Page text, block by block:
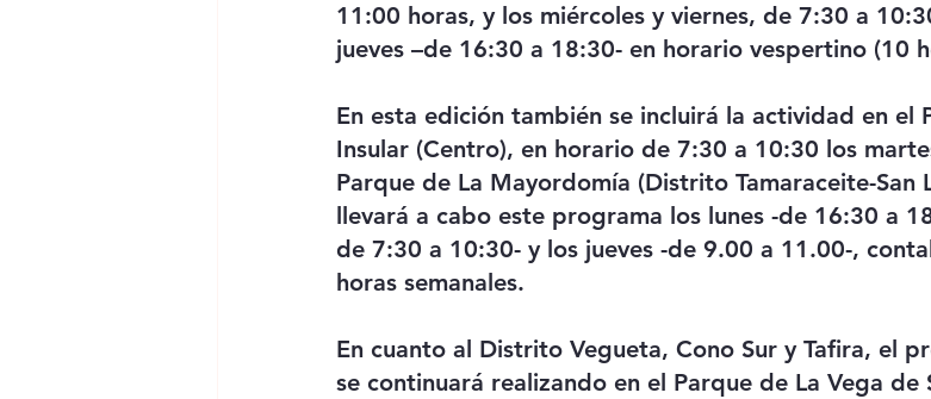
11:00 horas, y los miércoles y viernes, de 7:30 a
jueves –de 16:30 a 18:30- en horario vespertino (10
En esta edición también se incluirá la actividad en el
Insular (Centro), en horario de 7:30 a 10:30 los
Parque de La Mayordomía (Distrito Tamaraceite-San
llevará a cabo este programa los lunes -de 16:30 a
de 7:30 a 10:30- y los jueves -de 9.00 a 11.00-,
horas semanales.
En cuanto al Distrito Vegueta, Cono Sur y Tafira, el
se continuará realizando en el Parque de La Vega de